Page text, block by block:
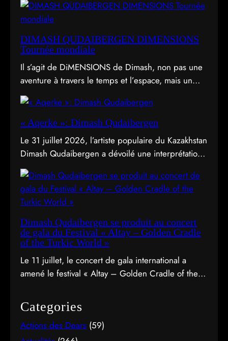
DIMASH QUDAIBERGEN DIMENSIONS
Tournée mondiale
Il s’agit de DiMENSIONS de Dimash, non pas une
aventure à travers le temps et l’espace, mais un
déploiement de soi à travers l’acte d’être vu.
« Aqerke »: Dimash Qudaibergen
Le 31 juillet 2026, l’artiste populaire du Kazakhstan
Dimash Qudaibergen a dévoilé une interprétation
contemporaine de la chanson folklorique kazakhe
Aqerke sur sa chaîne YouTube officielle.
Dimash Qudaibergen se produit au concert
de gala du Festival « Altay – Golden Cradle
of the Turkic World »
Le 11 juillet, le concert de gala international a
amené le festival « Altay – Golden Cradle of the
pied des montagnes d’Altay au Kazakhstan.
Categories
Actions des Dears (59)